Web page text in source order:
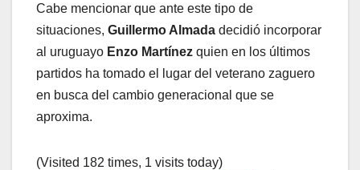
Cabe mencionar que ante este tipo de
situaciones, Guillermo Almada decidió incorporar
al uruguayo Enzo Martínez quien en los últimos
partidos ha tomado el lugar del veterano zaguero
en busca del cambio generacional que se
aproxima.
(Visited 182 times, 1 visits today)